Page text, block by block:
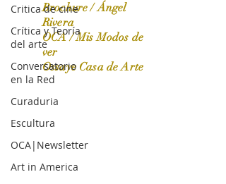
Critica de cine
Crítica y Teoría
del arte
Conversatorio
en la Red
Curaduria
Escultura
OCA|Newsletter
Art in America
OCA|News 31 / Marzo-Abril / 2024
Brochure / Ángel
Rivera
OCA / Mis Modos de
ver
Ossaye Casa de Arte